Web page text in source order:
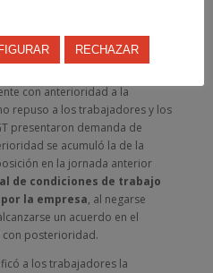
que las partes volvieron a
con anterioridad a la
repuso a los trabajadores y los
presentaron demanda de
se acumuló la de la
en la jornada anterior
de condiciones de trabajo
la empresa, al negarse
un acuerdo en el
posterioridad.
a los trabajadores la
RECHAZAR